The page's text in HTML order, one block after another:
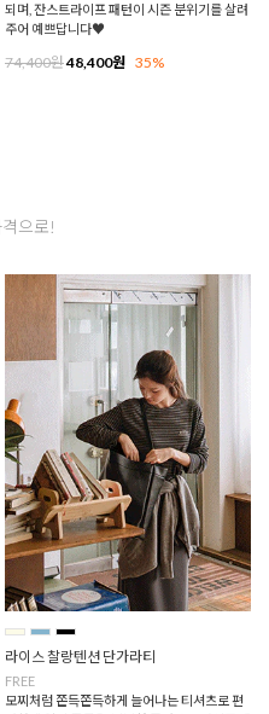
되며, 잔스트라이프 패턴이 시즌 분위기를 살려
주어 예쁘답니다♥
74,400원48,400원 35%
으로!
라이스 찰랑텐션 단가라티
FREE
모찌처럼 쫀득쫀득하게 늘어나는 티셔츠로 편